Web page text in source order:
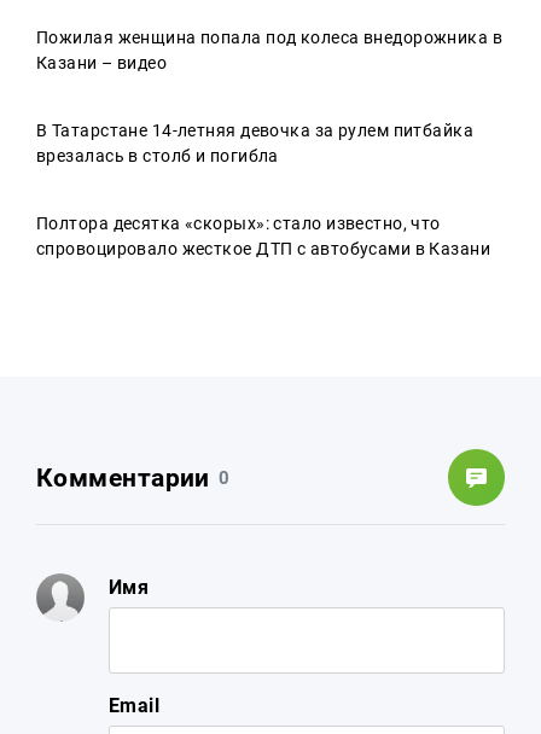
Пожилая женщина попала под колеса внедорожника в
Казани – видео
В Татарстане 14-летняя девочка за рулем питбайка
врезалась в столб и погибла
Полтора десятка «скорых»: стало известно, что
спровоцировало жесткое ДТП с автобусами в Казани
Комментарии 0
Имя
Email